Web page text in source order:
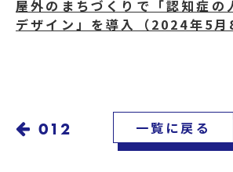
屋外のまちづくりで「認知症の
デザイン」を導入（2024年5月
012 一覧に戻る